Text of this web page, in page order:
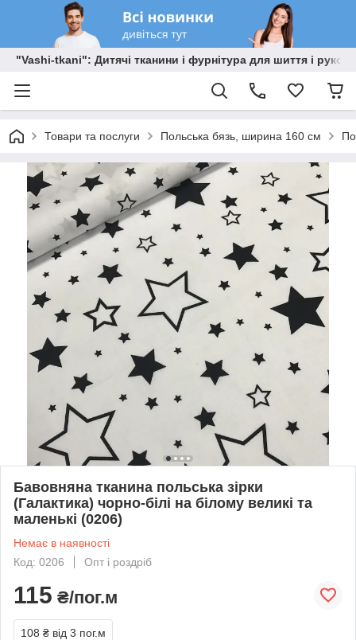
"Vashi-tkani": Дитячі тканини і фурнітура для шиття і
Товари та послуги Польська бязь, ширина 160 см
Бавовняна тканина польська зірки
(Галактика) чорно-білі на білому великі та
маленькі (0206)
Немає в наявності
Код: 0206
Опт і роздріб
115 ₴/пог.м
108 ₴ від 3 пог.м